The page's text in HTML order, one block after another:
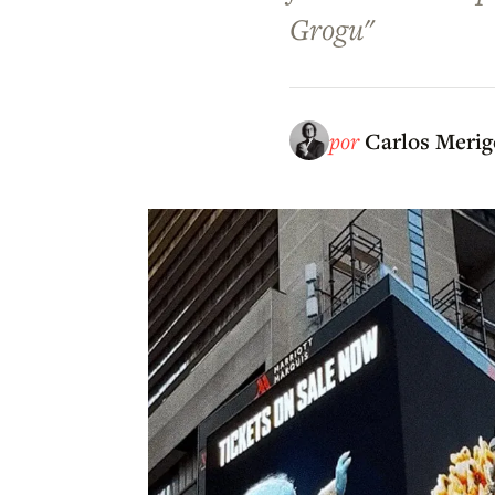
Grogu"
por Carlos